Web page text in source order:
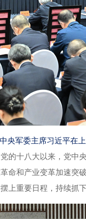
央军委主席习近平在
十八大以来，党中
命和产业变革加速
上重要日程，持续抓